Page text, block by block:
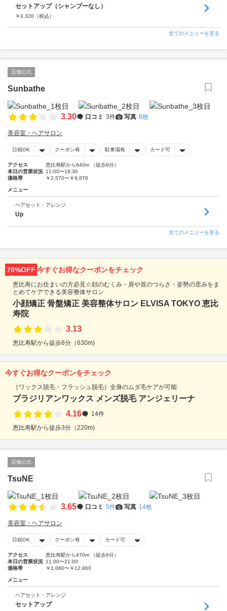
セットアップ（シャンプーなし）
￥4,320 （税込）
全てのメニューを見る
店舗公式
Sunbathe
3.30 口コミ 3件 写真 8枚
美容室・ヘアサロン
日祝OK クーポン有 駐車場有 カード可
アクセス
恵比寿駅から640m （徒歩9分）
本日の営業状況 11:00〜19:30
価格帯
￥2,570〜￥9,876
メニュー
ヘアセット・アレンジ
Up
全てのメニューを見る
70%OFF 今すぐお得なクーポンをチェック
恵比寿にお住まいの方必見☆顔のむくみ・肩や首のつらさ・姿勢の歪みをま
とめてケアできる美容整体サロン
小顔矯正 骨盤矯正 美容整体サロン ELVISA TOKYO 恵比
寿院
3.13
恵比寿駅から徒歩8分（630m)
今すぐお得なクーポンをチェック
［ワックス脱毛・フラッシュ脱毛］全身のムダ毛ケアが可能
ブラジリアンワックス メンズ脱毛 アンジェリーナ
4.16
14件
恵比寿駅から徒歩3分（220m)
店舗公式
TsuNE
3.65 口コミ 5件 写真 14枚
美容室・ヘアサロン
日祝OK クーポン有 カード可
アクセス
恵比寿駅から470m （徒歩6分）
本日の営業状況 11:00〜21:00
価格帯
￥1,080〜￥12,960
メニュー
ヘアセット・アレンジ
セットアップ